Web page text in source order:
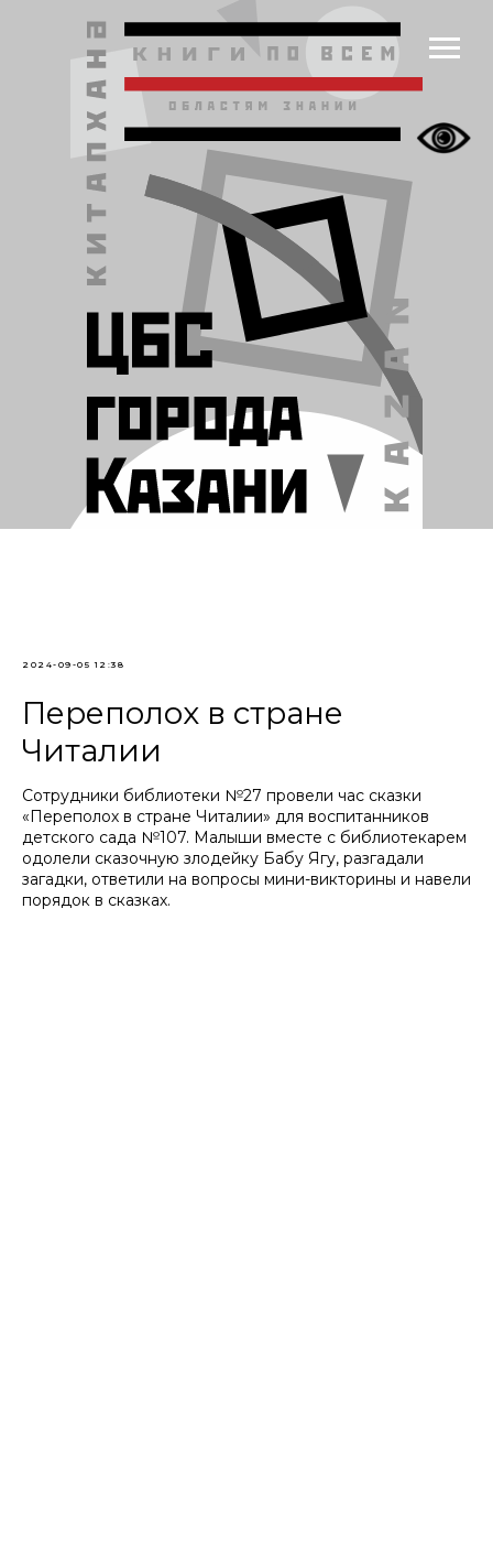
2024-09-05 12:38
Переполох в стране
Читалии
Сотрудники библиотеки №27 провели час сказки
«Переполох в стране Читалии» для воспитанников
детского сада №107. Малыши вместе с библиотекарем
одолели сказочную злодейку Бабу Ягу, разгадали
загадки, ответили на вопросы мини-викторины и навели
порядок в сказках.